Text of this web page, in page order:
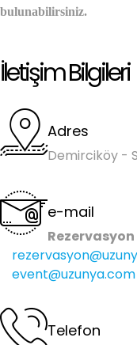
bulunabilirsiniz.
İletişim Bilgileri
Adres
Demirciköy -
e-mail
event@uzunya.com
Telefon